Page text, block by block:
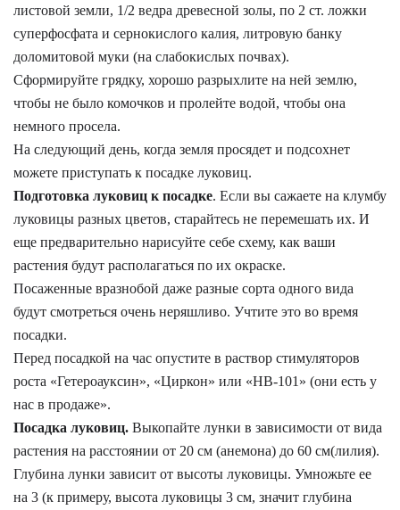
листовой земли, 1/2 ведра древесной золы, по 2 ст. ложки
суперфосфата и сернокислого калия, литровую банку
доломитовой муки (на слабокислых почвах).
Сформируйте грядку, хорошо разрыхлите на ней землю,
чтобы не было комочков и пролейте водой, чтобы она
немного просела.
На следующий день, когда земля просядет и подсохнет
можете приступать к посадке луковиц.
Подготовка луковиц к посадке. Если вы сажаете на клумбу
луковицы разных цветов, старайтесь не перемешать их. И
еще предварительно нарисуйте себе схему, как ваши
растения будут располагаться по их окраске.
Посаженные вразнобой даже разные сорта одного вида
будут смотреться очень неряшливо. Учтите это во время
посадки.
Перед посадкой на час опустите в раствор стимуляторов
роста «Гетероауксин», «Циркон» или «НВ-101» (они есть у
нас в продаже».
Посадка луковиц. Выкопайте лунки в зависимости от вида
растения на расстоянии от 20 см (анемона) до 60 см(лилия).
Глубина лунки зависит от высоты луковицы. Умножьте ее
на 3 (к примеру, высота луковицы 3 см, значит глубина